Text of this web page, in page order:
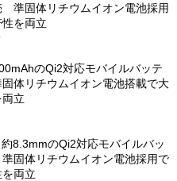
準固体リチウムイオン電池採用
を両立
のQi2対応モバイルバッテ
体リチウムイオン電池搭載で大
立
8.3mmのQi2対応モバイルバッ
固体リチウムイオン電池採用で
両立